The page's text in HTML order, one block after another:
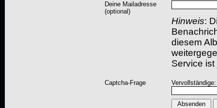
Deine Mailadresse
(optional)
Hinweis:
diesem
Service
Captcha-Frage